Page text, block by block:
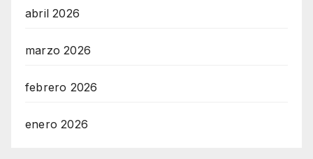
abril 2026
marzo 2026
febrero 2026
enero 2026